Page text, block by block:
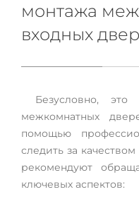
монтажа
входных
Безусловно,
межкомнатных
помощью
следить за
рекомендуют
ключевых аспектов: